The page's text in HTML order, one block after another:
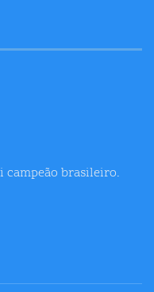
campeão brasileiro.